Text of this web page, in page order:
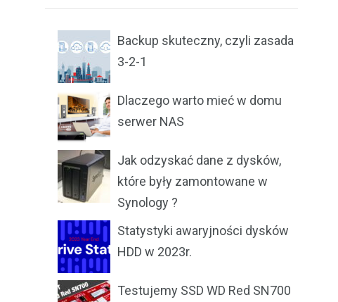
Backup skuteczny, czyli zasada
3-2-1
Dlaczego warto mieć w domu
serwer NAS
Jak odzyskać dane z dysków,
które były zamontowane w
Synology ?
Statystyki awaryjności dysków
HDD w 2023r.
Testujemy SSD WD Red SN700